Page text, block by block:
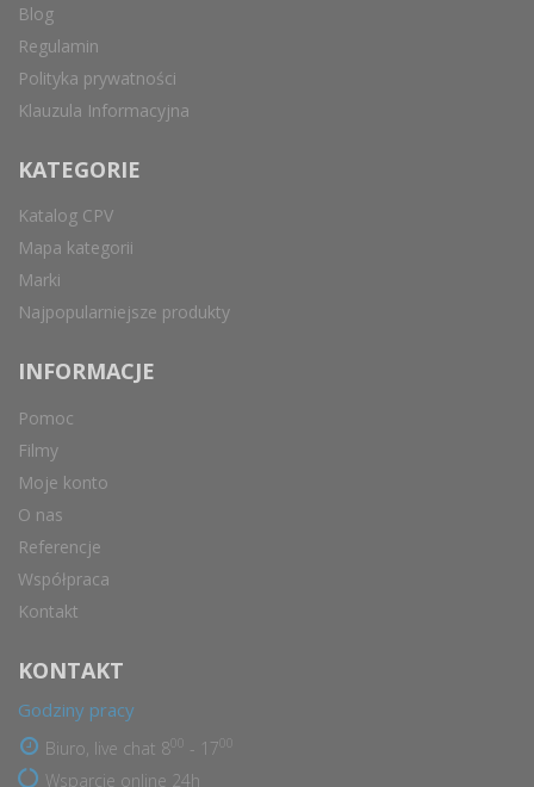
Blog
Regulamin
Polityka prywatności
Klauzula Informacyjna
KATEGORIE
Katalog CPV
Mapa kategorii
Marki
Najpopularniejsze produkty
INFORMACJE
Pomoc
Filmy
Moje konto
O nas
Referencje
Współpraca
Kontakt
KONTAKT
Godziny pracy
Biuro, live chat 8 - 17
Wsparcie online 24h